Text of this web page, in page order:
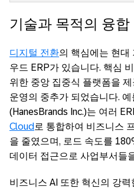
기술과 목적의 융합
디지털 전환의 핵심에는 현대
우드 ERP가 있습니다. 핵심
위한 중앙 집중식 플랫폼을
운영의 중추가 되었습니다.
(HanesBrands Inc.)는 여러
Cloud 로 통합하여 비즈니스
을 줄였으며, 로드 속도를
데이터 접근으로 사업부서들
비즈니스 AI 또한 혁신의 강력